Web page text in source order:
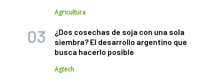
Agricultura
¿Dos cosechas de soja con una sola
siembra? El desarrollo argentino que
busca hacerlo posible
Agtech